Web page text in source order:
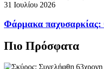
31 Ιουλίου 2026
Φάρμακα
Πιο Πρόσφατα